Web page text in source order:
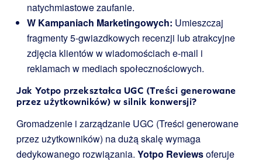
natychmiastowe zaufanie.
W Kampaniach Marketingowych: Umieszczaj
fragmenty 5-gwiazdkowych recenzji lub atrakcyjne
zdjęcia klientów w wiadomościach e-mail i
reklamach w mediach społecznościowych.
Jak Yotpo przekształca UGC (Treści generowane
przez użytkowników) w silnik konwersji?
Gromadzenie i zarządzanie UGC (Treści generowane
przez użytkowników) na dużą skalę wymaga
dedykowanego rozwiązania. Yotpo Reviewsoferuje